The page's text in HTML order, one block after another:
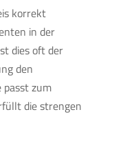
korrekt
in der
dies oft der
den
zum
die strengen